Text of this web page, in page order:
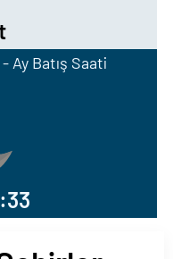
Ay Batış Saati